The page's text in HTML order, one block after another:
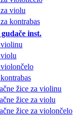
violu
kontrabas
inst.
žice za violinu
žice za violu
žice za violončelo